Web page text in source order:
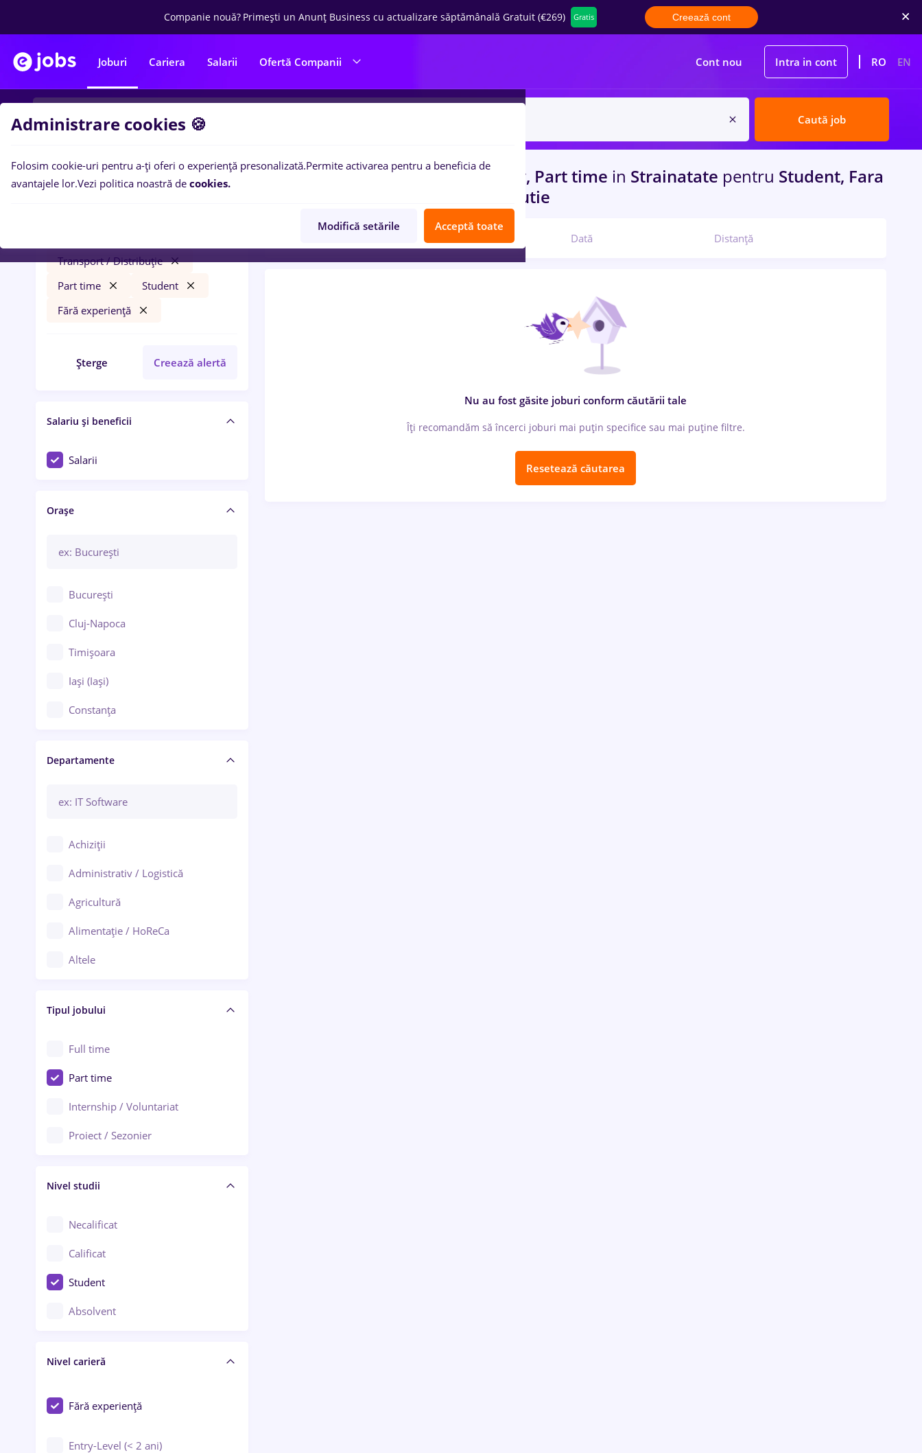
Companie nouă? Primești un Anunț Business cu actualizare săptămânală Gratuit (€269) Gratis Creează cont
Joburi Cariera Salarii Ofertă Companii Cont nou Intra in cont RO EN
Caută job
Filtre
Transport / Distribuție
Part time
Student
Fără experiență
Șterge Creează alertă
Salariu și beneficii
Salarii
Orașe
București
Cluj-Napoca
Timișoara
Iași (Iași)
Constanța
Brașov
Bacău
Galați (Galați)
Ploiești
Arad
Baia Mare
Bârlad
Bistrița (Bistrița-Năsăud)
Departamente
Achiziții
Administrativ / Logistică
Agricultură
Alimentație / HoReCa
Altele
Asigurări
Au pair / Babysitter / Curățenie
Audit / Consultanță
Auto / Echipamente
Automatizări
Cercetare - dezvoltare
Chimie / Biochimie
Confecții / Design vestimentar
Construcții / Instalații
Controlul calității
Educație / Training / Arte
Tipul jobului
Full time
Part time
Internship / Voluntariat
Proiect / Sezonier
Nivel studii
Necalificat
Calificat
Student
Absolvent
Nivel carieră
Fără experiență
Entry-Level (< 2 ani)
0locuri de muncacu salarii vertiv, Part time in Strainatate pentru Student, Fara
Transport / Distributie
Relevanță Dată Distanță
Nu au fost găsite joburi conform căutării tale
Îți recomandăm să încerci joburi mai puțin specifice sau mai puține filtre.
Resetează căutarea
Administrare cookies 🍪
Folosim cookie-uri pentru a-ți oferi o experiență presonalizată.Permite activarea pentru a beneficia de
avantajele lor.Vezi politica noastră de cookies.
Modifică setările Acceptă toate